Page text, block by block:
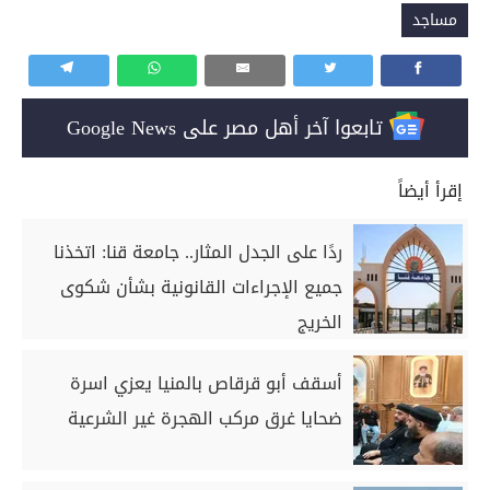
مساجد
تابعوا آخر أهل مصر على Google News
إقرأ أيضاً
ردًا على الجدل المثار.. جامعة قنا: اتخذنا
جميع الإجراءات القانونية بشأن شكوى
الخريج
أسقف أبو قرقاص بالمنيا يعزي اسرة
ضحايا غرق مركب الهجرة غير الشرعية